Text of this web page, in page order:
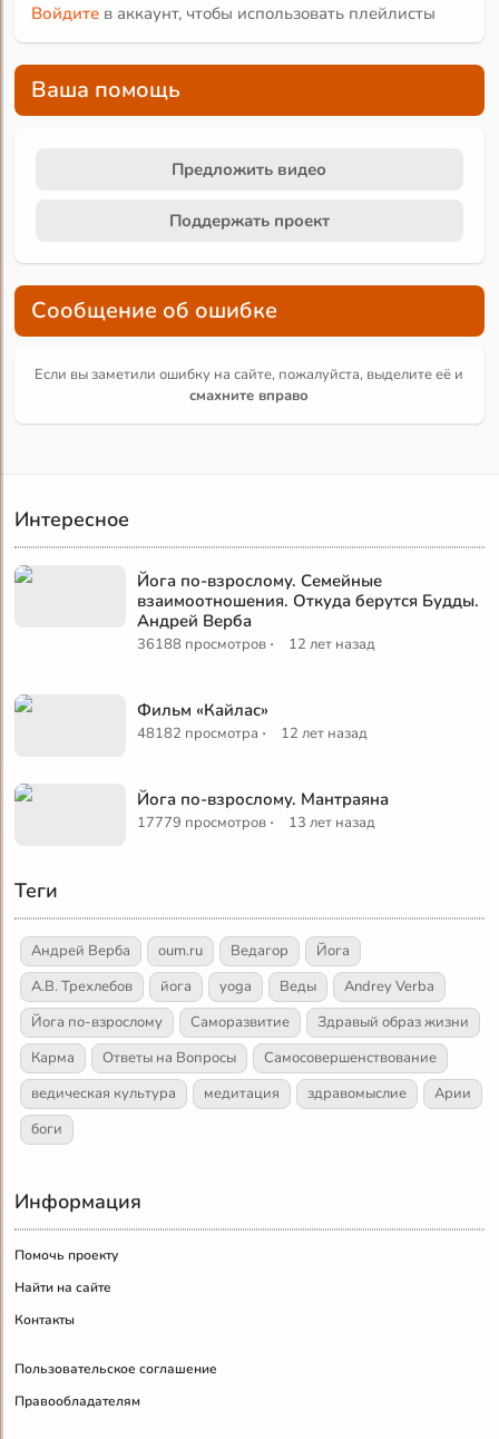
Войдите в аккаунт, чтобы использовать плейлисты
Ваша помощь
Предложить видео
Поддержать проект
Сообщение об ошибке
Если вы заметили ошибку на сайте, пожалуйста, выделите её и
смахните вправо
Интересное
Йога по-взрослому. Семейные
взаимоотношения. Откуда берутся Будды.
Андрей Верба
36188 просмотров · 12 лет назад
Фильм «Кайлас»
48182 просмотра · 12 лет назад
Йога по-взрослому. Мантраяна
17779 просмотров · 13 лет назад
Теги
Андрей Верба oum.ru Ведагор
Йога
А.В. Трехлебов
йога yoga Веды
Andrey Verba
Йога по-взрослому
Саморазвитие
Здравый образ жизни
Карма
Ответы на Вопросы
Самосовершенствование
ведическая культура
медитация здравомыслие
Арии
боги
Информация
Помочь проекту
Найти на сайте
Контакты
Пользовательское соглашение
Правообладателям